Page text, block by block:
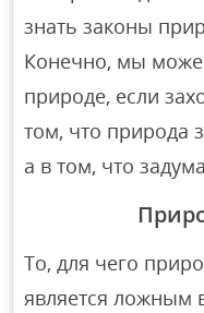
знать законы
Конечно, мы
природе, если
том, что природа
а в том, что
То, для чего
является ложным